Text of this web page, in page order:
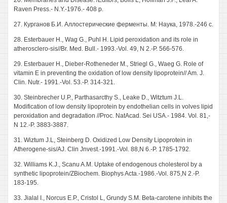
Raven Press.- N.Y.-1976.- 408 p.
27. Курганов Б.И. Аллостерические ферменты. М: Наука, 1978.-246 с.
28. Esterbauer Н., Wag G., Puhl Н. Lipid peroxidation and its role in
atherosclero-sis//Br. Med. Bull.- 1993.-Vol. 49, N 2.-P. 566-576.
29. Esterbauer H., Dieber-Rotheneder M., Striegl G., Waeg G. Role of
vitamin E in preventing the oxidation of low density lipoprotein// Am. J.
Clin. Nutr.- 1991.-Vol. 53.-P. 314-321.
30. Steinbrecher U.P., Parthasarcthy S., Leake D., Witztum J.L.
Modification of low density lipoprotein by endothelian cells in volves lipid
peroxidation and degradation //Proc. NatAcad. Sei USA.- 1984. Vol. 81,-
N 12.-P. 3883-3887.
31. Wiztum J.L, Steinberg D. Oxidized Low Density Lipoprotein in
Atherogene-sis/AJ. Clin Jnvest.-1991.-Vol. 88,N 6.-P. 1785-1792.
32. Williams K.J., Scanu A.M. Uptake of endogenous cholesterol by a
synthetic lipoprotein/ZBiochem. Biophys Acta.-1986.-Vol. 875,N 2.-P.
183-195.
33. Jialal I., Norcus E.P., Cristol L, Grundy S.M. Beta-carotene inhibits the